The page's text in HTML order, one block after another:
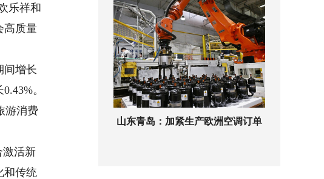
乐祥和
高质量
间增长
。
游消费
活新
和传统
山东青岛：加紧生产欧洲空调订单